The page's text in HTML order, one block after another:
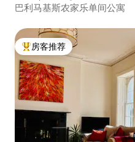
巴利马基斯农家乐单间公寓
热门「房客推荐」
房客推荐